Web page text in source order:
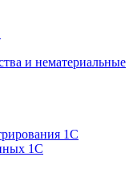
и нематериальные
1С
1С